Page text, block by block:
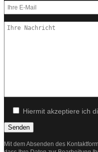
Hiermit akzeptiere ich
Mit dem Absenden des